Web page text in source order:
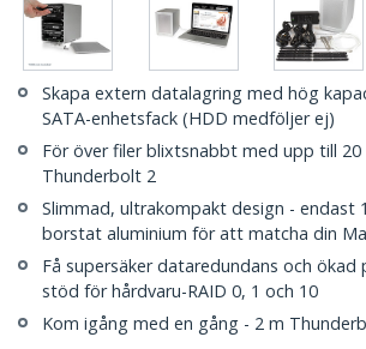
Skapa extern datalagring med hög
SATA-enhetsfack (HDD medföljer ej)
För över filer blixtsnabbt med upp till 20
Thunderbolt 2
Slimmad, ultrakompakt design - endast
borstat aluminium för att matcha din
Få supersäker dataredundans och ökad
stöd för hårdvaru-RAID 0, 1 och 10
Kom igång med en gång - 2 m